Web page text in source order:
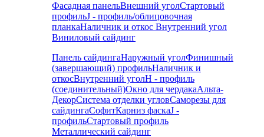
Фасадная панельВнешний уголСтартовый
профильJ - профиль/облицовочная
планкаНаличник и откос Внутренний угол
Виниловый сайдинг
Панель сайдингаНаружный уголФинишный
(завершающий) профильНаличник и
откосВнутренний уголH - профиль
(соединительный)Окно для чердакаАльта-
ДекорСистема отделки угловСаморезы для
сайдингаСофитКарниз фаскаJ -
профильСтартовый профиль
Металлический сайдинг